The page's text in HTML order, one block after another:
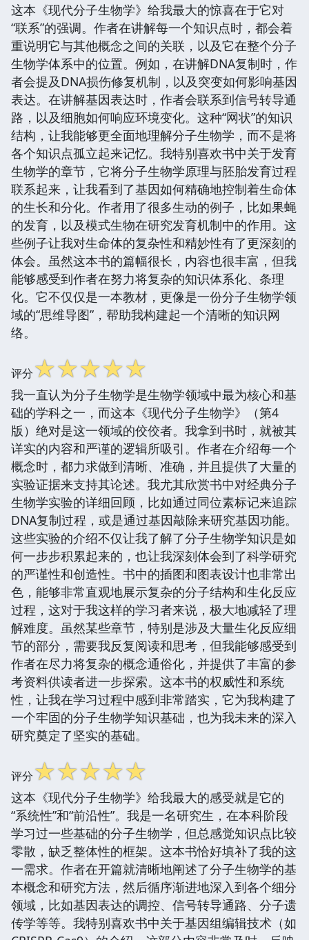
这本《现代分子生物学》给我最大的惊喜在于它对
“联系”的强调。作者在讲解每一个知识点时，都会着
重说明它与其他概念之间的关联，以及它在整个分子
生物学体系中的位置。例如，在讲解DNA复制时，作
者会提及DNA损伤修复机制，以及突变如何影响基因
表达。在讲解基因表达时，作者会联系到信号转导通
路，以及细胞如何响应环境变化。这种“网状”的知识
结构，让我能够更全面地理解分子生物学，而不是将
各个知识点孤立起来记忆。我特别喜欢书中关于发育
生物学的章节，它将分子生物学原理与胚胎发育过程
联系起来，让我看到了基因如何精确地控制着生命体
的生长和分化。作者用了很多生动的例子，比如果蝇
的发育，以及模式生物在研究发育机制中的作用。这
些例子让我对生命体的复杂性和精妙性有了更深刻的
体会。虽然这本书的篇幅很长，内容也很丰富，但我
能够感受到作者在努力将复杂的知识体系化、条理
化。它不仅仅是一本教材，更像是一份分子生物学领
域的“思维导图”，帮助我构建起一个清晰的知识网
络。
评分☆☆☆☆☆
我一直认为分子生物学是生物学领域中最为核心和基
础的学科之一，而这本《现代分子生物学》（第4
版）绝对是这一领域的佼佼者。我拿到书时，就被其
详实的内容和严谨的逻辑所吸引。作者在介绍每一个
概念时，都力求做到清晰、准确，并且提供了大量的
实验证据来支持其论述。我尤其欣赏书中对经典分子
生物学实验的详细回顾，比如通过同位素标记来追踪
DNA复制过程，或是通过基因敲除来研究基因功能。
这些实验的介绍不仅让我了解了分子生物学知识是如
何一步步积累起来的，也让我深刻体会到了科学研究
的严谨性和创造性。书中的插图和图表设计也非常出
色，能够非常直观地展示复杂的分子结构和生化反应
过程，这对于我这样的学习者来说，极大地减轻了理
解难度。虽然某些章节，特别是涉及大量生化反应细
节的部分，需要我反复阅读和思考，但我能够感受到
作者在尽力将复杂的概念通俗化，并提供了丰富的参
考资料供读者进一步探索。这本书的权威性和系统
性，让我在学习过程中感到非常踏实，它为我构建了
一个牢固的分子生物学知识基础，也为我未来的深入
研究奠定了坚实的基础。
评分☆☆☆☆☆
这本《现代分子生物学》给我最大的感受就是它的
“系统性”和“前沿性”。我是一名研究生，在本科阶段
学习过一些基础的分子生物学，但总感觉知识点比较
零散，缺乏整体性的框架。这本书恰好填补了我的这
一需求。作者在开篇就清晰地阐述了分子生物学的基
本概念和研究方法，然后循序渐进地深入到各个细分
领域，比如基因表达的调控、信号转导通路、分子遗
传学等等。我特别喜欢书中关于基因组编辑技术（如